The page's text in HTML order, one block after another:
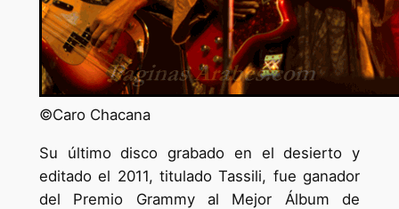
©Caro Chacana
Su último disco grabado en el desierto y
editado el 2011, titulado Tassili, fue ganador
del Premio Grammy al Mejor Álbum de